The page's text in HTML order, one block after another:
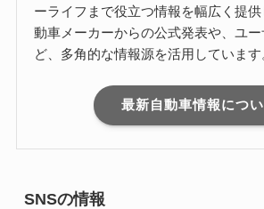
ーライフまで役立つ情報を幅広く提
動車メーカーからの公式発表や、ユ
ど、多角的な情報源を活用しています
最新自動車情報につ
SNSの情報